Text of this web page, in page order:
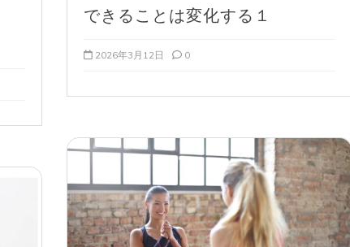
できることは変化する１
2026年3月12日 0